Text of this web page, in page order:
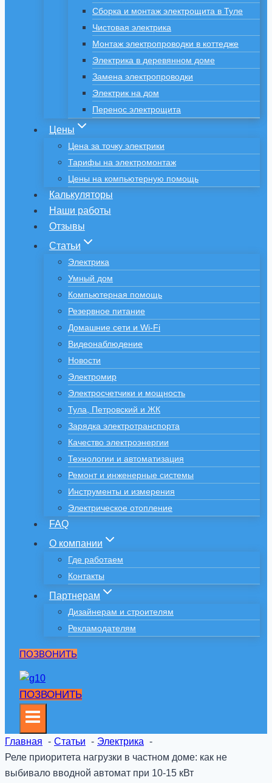
Сборка и монтаж электрощита в Туле
Чистовая электрика
Монтаж электропроводки в коттедже
Электрика в деревянном доме
Замена электропроводки
Электрик на дом
Перенос электрощита
Цены
Цена за точку электрики
Тарифы на электромонтаж
Цены на компьютерную помощь
Калькуляторы
Наши работы
Отзывы
Статьи
Электрика
Умный дом
Компьютерная помощь
Резервное питание
Домашние сети и Wi-Fi
Видеонаблюдение
Новости
Электромир
Электросчетчики и мощность
Тула, Петровский и ЖК
Зарядка электротранспорта
Качество электроэнергии
Технологии и автоматизация
Ремонт и инженерные системы
Инструменты и измерения
Электрическое отопление
FAQ
О компании
Где работаем
Контакты
Партнерам
Дизайнерам и строителям
Рекламодателям
ПОЗВОНИТЬ
ПОЗВОНИТЬ
Главная Статьи
Электрика
Реле приоритета нагрузки в частном доме: как не
выбивало вводной автомат при 10-15 кВт